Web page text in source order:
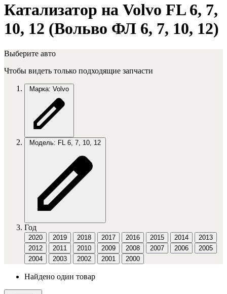
Катализатор на Volvo FL 6, 7,
10, 12 (Вольво ФЛ 6, 7, 10, 12)
Выберите авто
Чтобы видеть только подходящие запчасти
Марка: Volvo
Модель: FL 6, 7, 10, 12
Год
2020 2019 2018 2017 2016 2015 2014
2013
2012
2011 2010 2009 2008 2007 2006
2005
2004
2003 2002 2001 2000
Найдено один товар